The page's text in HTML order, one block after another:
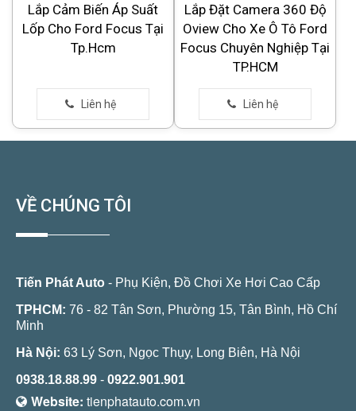
Lắp Cảm Biến Áp Suất
Lốp Cho Ford Focus Tại
Tp.Hcm
Lắp Đặt Camera 360 Độ
Oview Cho Xe Ô Tô Ford
Focus Chuyên Nghiệp Tại
TP.HCM
VỀ CHÚNG TÔI
Tiến Phát Auto - Phụ Kiện, Đồ Chơi Xe Hơi Cao Cấp
TPHCM: 76 - 82 Tân Sơn, Phường 15, Tân Bình, Hồ Chí
Minh
Hà Nội: 63 Lý Sơn, Ngọc Thụy, Long Biên, Hà Nội
0938.18.88.99 - 0922.901.901
Website: tienphatauto.com.vn